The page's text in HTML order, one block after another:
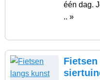
één dag.
.. »